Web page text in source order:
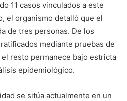
11 casos vinculados a este
el organismo detalló que el
de tres personas. De los
mediante pruebas de
resto permanece bajo estricta
epidemiológico.
se sitúa actualmente en un